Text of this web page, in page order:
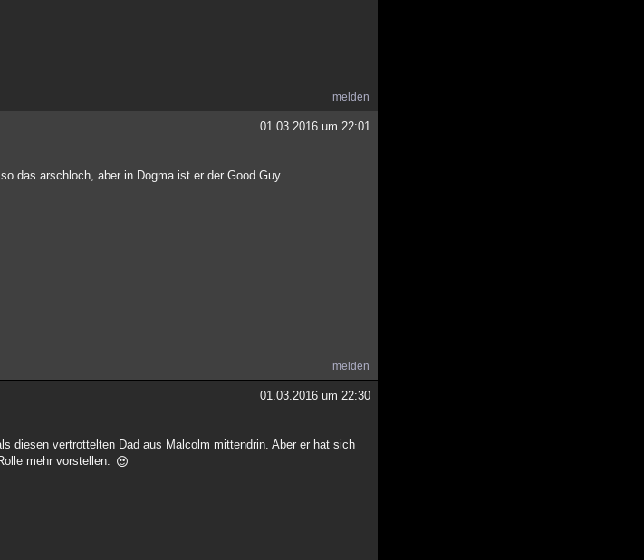
melden
01.03.2016 um 22:01
das arschloch, aber in Dogma ist er der Good Guy
melden
01.03.2016 um 22:30
diesen vertrottelten Dad aus Malcolm mittendrin. Aber er hat sich
mehr vorstellen.